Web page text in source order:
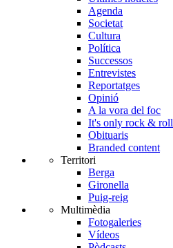
Agenda
Societat
Cultura
Política
Successos
Entrevistes
Reportatges
Opinió
A la vora del foc
It's only rock & roll
Obituaris
Branded content
Territori
Berga
Gironella
Puig-reig
Multimèdia
Fotogaleries
Vídeos